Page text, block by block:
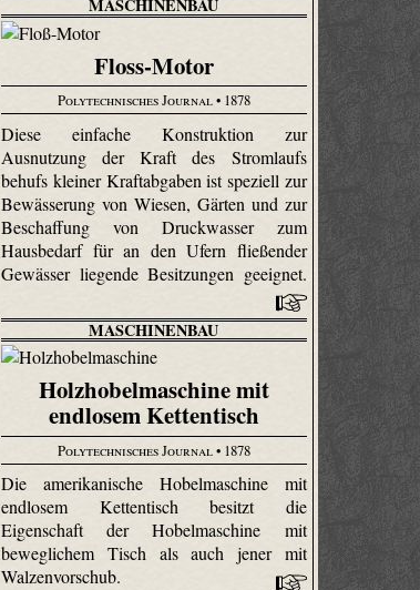
MASCHINENBAU
Floss-Motor
Polytechnisches Journal• 1878
Diese einfache Konstruktion zur
Ausnutzung der Kraft des Stromlaufs
behufs kleiner Kraftabgaben ist speziell zur
Bewässerung von Wiesen, Gärten und zur
Beschaffung von Druckwasser zum
Hausbedarf für an den Ufern fließender
Gewässer liegende Besitzungen geeignet.
MASCHINENBAU
Holzhobelmaschine mit
endlosem Kettentisch
Polytechnisches Journal• 1878
Die amerikanische Hobelmaschine mit
endlosem Kettentisch besitzt die
Eigenschaft der Hobelmaschine mit
beweglichem Tisch als auch jener mit
Walzenvorschub.